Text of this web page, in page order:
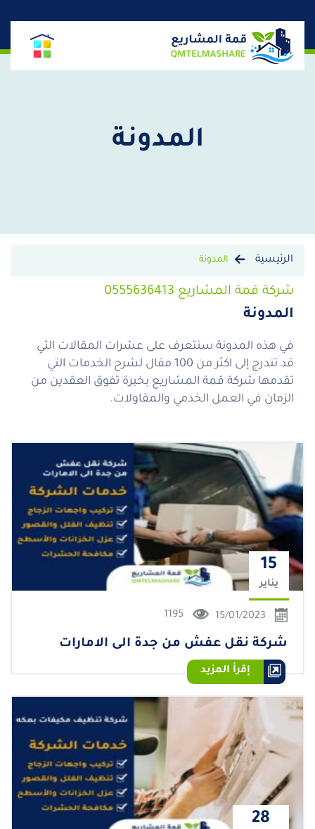
المدونة
الرئيسية المدونة
شركة قمة المشاريع 0555636413
المدونة
في هذه المدونة سنتعرف على عشرات المقالات التي
قد تندرج إلى اكثر من 100 مقال لشرح الخدمات التي
تقدمها شركة قمة المشاريع بخبرة تفوق العقدين من
الزمان في العمل الخدمي والمقاولات.
15
يناير
1195
شركة نقل عفش من جدة الى الامارات
إقرأ المزيد
28